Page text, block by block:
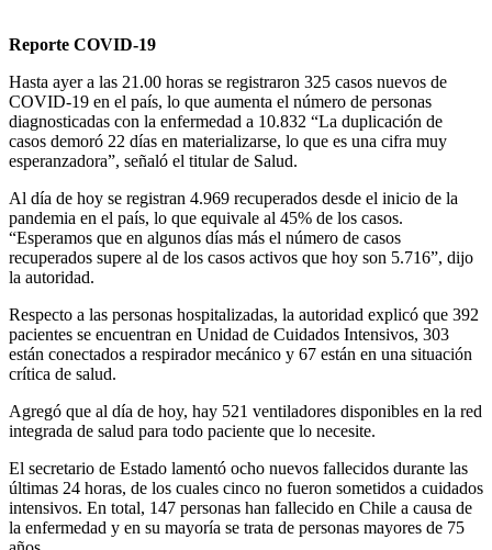
Reporte COVID-19
Hasta ayer a las 21.00 horas se registraron 325 casos nuevos de
COVID-19 en el país, lo que aumenta el número de personas
diagnosticadas con la enfermedad a 10.832 “La duplicación de
casos demoró 22 días en materializarse, lo que es una cifra muy
esperanzadora”, señaló el titular de Salud.
Al día de hoy se registran 4.969 recuperados desde el inicio de la
pandemia en el país, lo que equivale al 45% de los casos.
“Esperamos que en algunos días más el número de casos
recuperados supere al de los casos activos que hoy son 5.716”, dijo
la autoridad.
Respecto a las personas hospitalizadas, la autoridad explicó que 392
pacientes se encuentran en Unidad de Cuidados Intensivos, 303
están conectados a respirador mecánico y 67 están en una situación
crítica de salud.
Agregó que al día de hoy, hay 521 ventiladores disponibles en la red
integrada de salud para todo paciente que lo necesite.
El secretario de Estado lamentó ocho nuevos fallecidos durante las
últimas 24 horas, de los cuales cinco no fueron sometidos a cuidados
intensivos. En total, 147 personas han fallecido en Chile a causa de
la enfermedad y en su mayoría se trata de personas mayores de 75